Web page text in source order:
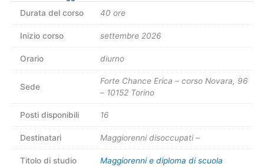
Durata del corso
40 ore
Inizio corso settembre 2026
Orario diurno
Sede
Forte Chance Erica – corso Novara, 96
– 10152 Torino
Posti disponibili 16
Destinatari Maggiorenni disoccupati –
Titolo di studio
Maggiorenni e diploma di scuola